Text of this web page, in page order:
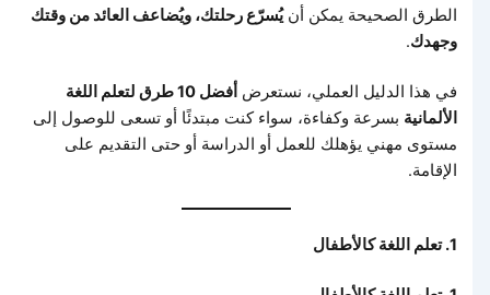
الطرق الصحيحة يمكن أنيُسرّع رحلتك، ويُضاعف العائد من وقتك
وجهدك.
في هذا الدليل العملي، نستعرض
أفضل 10 طرق لتعلم اللغة
الألمانيةبسرعة وكفاءة، سواء كنت مبتدئًا أو تسعى للوصول إلى
مستوى مهني يؤهلك للعمل أو الدراسة أو حتى التقديم على
الإقامة.